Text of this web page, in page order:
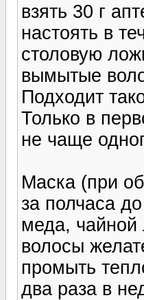
взять 30 г
настоять в
столовую
вымытые
Подходит
Только в
не чаще
Маска (при
за полчаса
меда, чайной
волосы
промыть
два раза в